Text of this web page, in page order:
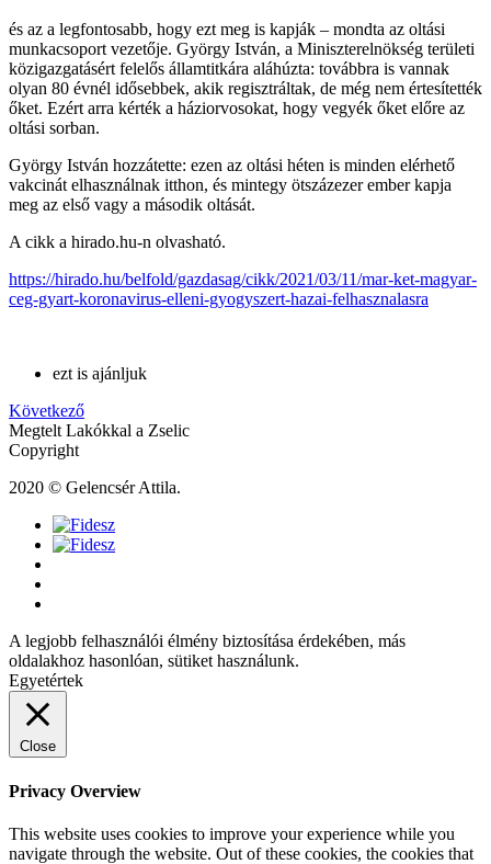
és az a legfontosabb, hogy ezt meg is kapják – mondta az oltási
munkacsoport vezetője. György István, a Miniszterelnökség területi
közigazgatásért felelős államtitkára aláhúzta: továbbra is vannak
olyan 80 évnél idősebbek, akik regisztráltak, de még nem értesítették
őket. Ezért arra kérték a háziorvosokat, hogy vegyék őket előre az
oltási sorban.
György István hozzátette: ezen az oltási héten is minden elérhető
vakcinát elhasználnak itthon, és mintegy ötszázezer ember kapja
meg az első vagy a második oltását.
A cikk a hirado.hu-n olvasható.
https://hirado.hu/belfold/gazdasag/cikk/2021/03/11/mar-ket-magyar-
ceg-gyart-koronavirus-elleni-gyogyszert-hazai-felhasznalasra
ezt is ajánljuk
Következő
Megtelt Lakókkal a Zselic
Copyright
2020 © Gelencsér Attila.
A legjobb felhasználói élmény biztosítása érdekében, más
oldalakhoz hasonlóan, sütiket használunk.
Egyetértek
Close
Privacy Overview
This website uses cookies to improve your experience while you
navigate through the website. Out of these cookies, the cookies that